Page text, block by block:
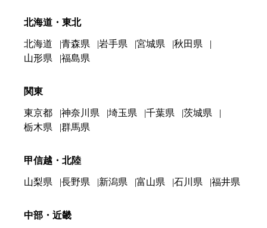
北海道・東北
北海道 青森県 岩手県 宮城県
秋田県
山形県
福島県
関東
東京都 神奈川県 埼玉県 千葉県
茨城県
栃木県
群馬県
甲信越・北陸
山梨県 長野県 新潟県 富山県 石川県 福井県
中部・近畿